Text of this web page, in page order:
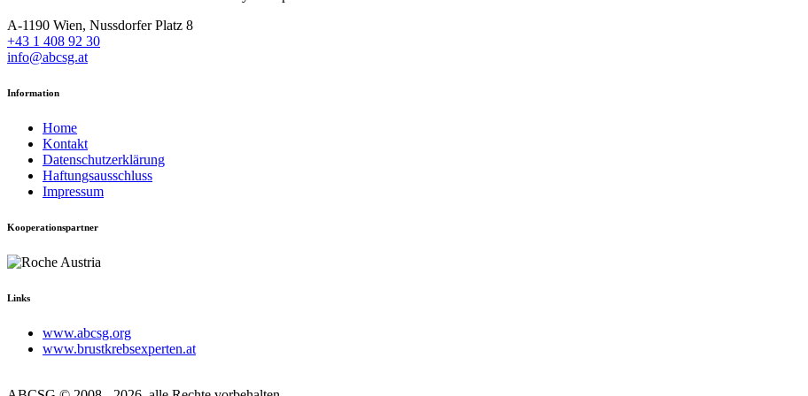
A-1190 Wien, Nussdorfer Platz 8
+43 1 408 92 30
info@abcsg.at
Information
Home
Kontakt
Datenschutzerklärung
Haftungsausschluss
Impressum
Kooperationspartner
Links
www.abcsg.org
www.brustkrebsexperten.at